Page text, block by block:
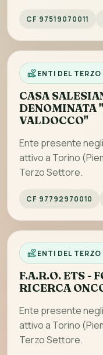
CF 97519070011
ENTI DEL
CASA
DENOMINATA
VALDOCCO"
Ente presente
attivo a Torino
Terzo Settore.
CF 97792970010
ENTI DEL
F.A.R.O. ETS -
RICERCA
Ente presente
attivo a Torino
Terzo Settore.